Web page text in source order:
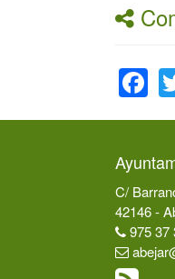
C/
42146 -
975 37